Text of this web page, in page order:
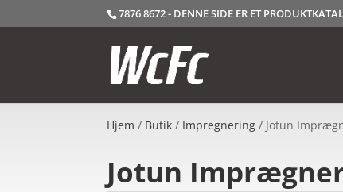
7876 8672 - DENNE SIDE ER ET
Hjem / Butik / Impregnering / Jotun
Jotun